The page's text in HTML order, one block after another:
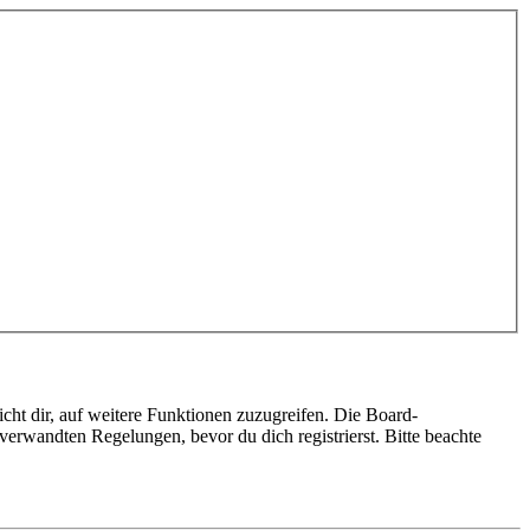
dir, auf weitere Funktionen zuzugreifen. Die Board-
Regelungen, bevor du dich registrierst. Bitte beachte